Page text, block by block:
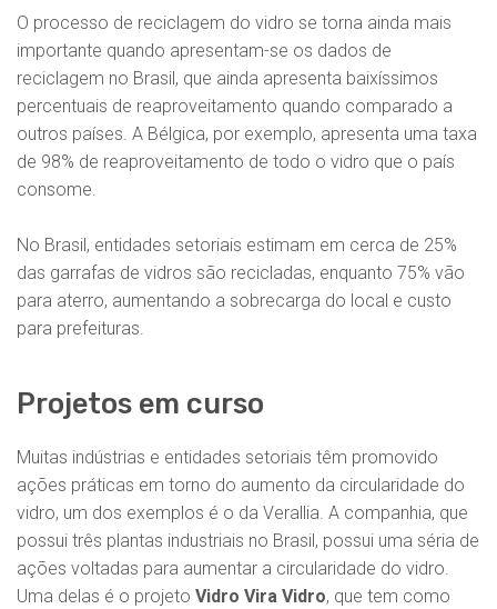
O processo de reciclagem do vidro se torna ainda mais
importante quando apresentam-se os dados de
reciclagem no Brasil, que ainda apresenta baixíssimos
percentuais de reaproveitamento quando comparado a
outros países. A Bélgica, por exemplo, apresenta uma taxa
de 98% de reaproveitamento de todo o vidro que o país
consome.
No Brasil, entidades setoriais estimam em cerca de 25%
das garrafas de vidros são recicladas, enquanto 75% vão
para aterro, aumentando a sobrecarga do local e custo
para prefeituras.
Projetos em curso
Muitas indústrias e entidades setoriais têm promovido
ações práticas em torno do aumento da circularidade do
vidro, um dos exemplos é o da Verallia. A companhia, que
possui três plantas industriais no Brasil, possui uma séria de
ações voltadas para aumentar a circularidade do vidro.
Uma delas é o projeto Vidro Vira Vidro, que tem como